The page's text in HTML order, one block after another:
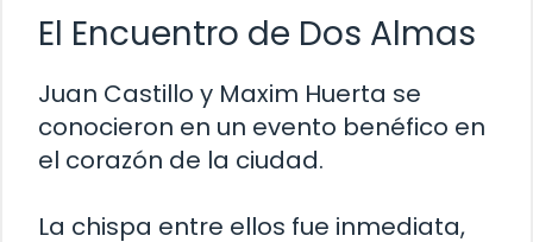
El Encuentro de Dos Almas
Juan Castillo y Maxim Huerta se
conocieron en un evento benéfico en
el corazón de la ciudad.
La chispa entre ellos fue inmediata,